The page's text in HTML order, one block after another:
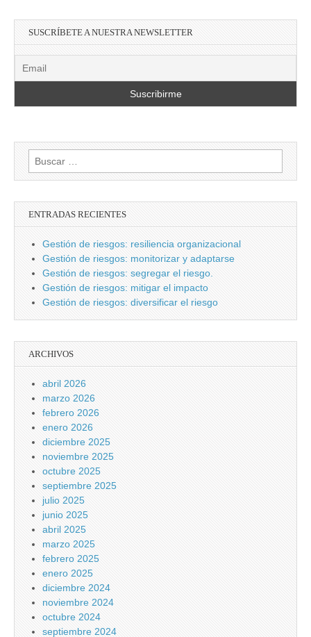
SUSCRÍBETE A NUESTRA NEWSLETTER
Buscar:
ENTRADAS RECIENTES
Gestión de riesgos: resiliencia organizacional
Gestión de riesgos: monitorizar y adaptarse
Gestión de riesgos: segregar el riesgo.
Gestión de riesgos: mitigar el impacto
Gestión de riesgos: diversificar el riesgo
ARCHIVOS
abril 2026
marzo 2026
febrero 2026
enero 2026
diciembre 2025
noviembre 2025
octubre 2025
septiembre 2025
julio 2025
junio 2025
abril 2025
marzo 2025
febrero 2025
enero 2025
diciembre 2024
noviembre 2024
octubre 2024
septiembre 2024